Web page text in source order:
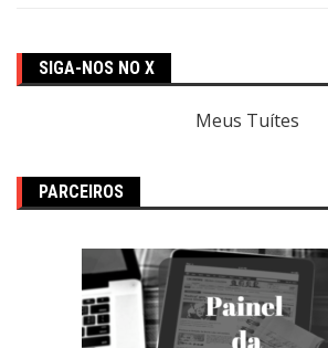
SIGA-NOS NO X
Meus Tuítes
PARCEIROS